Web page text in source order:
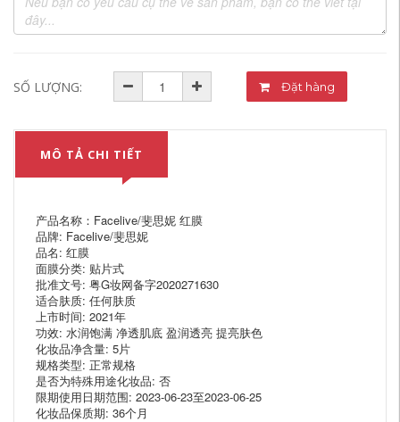
SỐ LƯỢNG: Đặt hàng
MÔ TẢ CHI TIẾT
产品名称：Facelive/斐思妮 红膜
品牌: Facelive/斐思妮
品名: 红膜
面膜分类: 贴片式
批准文号: 粤G妆网备字2020271630
适合肤质: 任何肤质
上市时间: 2021年
功效: 水润饱满 净透肌底 盈润透亮 提亮肤色
化妆品净含量: 5片
规格类型: 正常规格
是否为特殊用途化妆品: 否
限期使用日期范围: 2023-06-23至2023-06-25
化妆品保质期: 36个月